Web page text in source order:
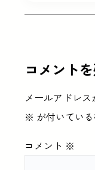
コメント
メールアドレス
※ が付いてい
コメント ※